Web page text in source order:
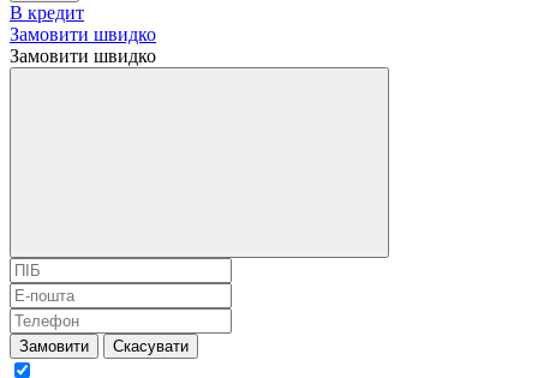
В кредит
Замовити швидко
Замовити швидко
Замовити Скасувати